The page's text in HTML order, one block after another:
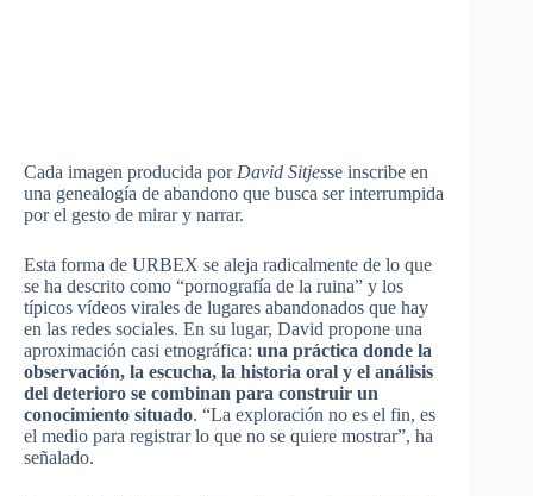
Cada imagen producida por David Sitjesse inscribe en
una genealogía de abandono que busca ser interrumpida
por el gesto de mirar y narrar.
Esta forma de URBEX se aleja radicalmente de lo que
se ha descrito como “pornografía de la ruina” y los
típicos vídeos virales de lugares abandonados que hay
en las redes sociales. En su lugar, David propone una
aproximación casi etnográfica: una práctica donde la
observación, la escucha, la historia oral y el análisis
del deterioro se combinan para construir un
conocimiento situado. “La exploración no es el fin, es
el medio para registrar lo que no se quiere mostrar”, ha
señalado.